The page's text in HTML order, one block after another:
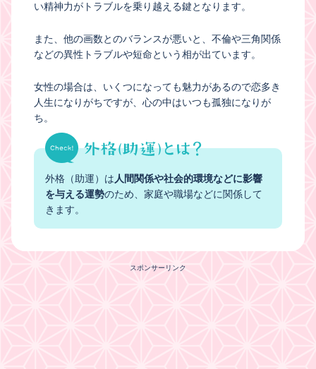
い精神力がトラブルを乗り越える鍵となります。
また、他の画数とのバランスが悪いと、不倫や三角関係
などの異性トラブルや短命という相が出ています。
女性の場合は、いくつになっても魅力があるので恋多き
人生になりがちですが、心の中はいつも孤独になりが
ち。
外格（助運）は 人間関係や社会的環境などに影響
を与える運勢のため、家庭や職場などに関係して
きます。
スポンサーリンク